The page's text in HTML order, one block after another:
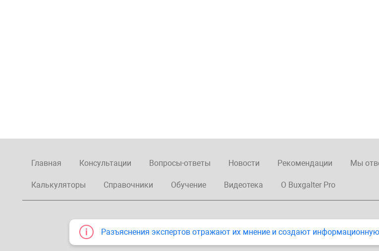
Главная Консультации Вопросы-ответы Новости Рекомендации Мы
Калькуляторы Справочники Обучение Видеотека О Buxgalter Pro
Разъяснения экспертов отражают их мнение и создают